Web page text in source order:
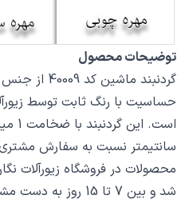
توضیحات محصول
گردنبند
حساسیت با رنگ ثابت توسط
سانتیمتر نسبت به سفارش
محصولات در فروشگاه زیورآلات
شد و بین 7 تا 15 روز به دست مشتریان گرامی خواهد رسید.